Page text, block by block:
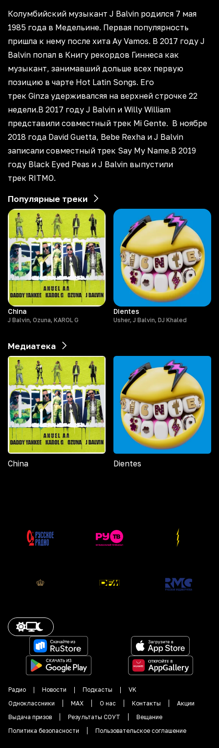
Колумбийский музыкант J Balvin родился 7 мая
1985 года в Медельине. Первая популярность
пришла к нему после хита Ay Vamos. В 2017 году J
Balvin попал в Книгу рекордов Гиннеса как
музыкант, занимавший дольше всех первую
позицию в чарте Hot Latin Songs. Его
трек Ginza удерживалсяя на верхней строчке 22
недели.В 2017 году J Balvin и Willy William
представили совместный трек Mi Gente. В ноябре
2018 года David Guetta, Bebe Rexha и J Balvin
записали совместный трек Say My Name.В 2019
году Black Eyed Peas и J Balvin выпустили
трек RITMO.
Популярные треки
China
J Balvin, Ozuna, KAROL G
Dientes
Usher, J Balvin, DJ Khaled
Медиатека
China Dientes
Радио Новости Подкасты
VK
Одноклассники
MAX О нас Контакты
Акции
Выдача призов
Результаты СОУТ
Вещание
Политика безопасности
Пользовательское соглашение